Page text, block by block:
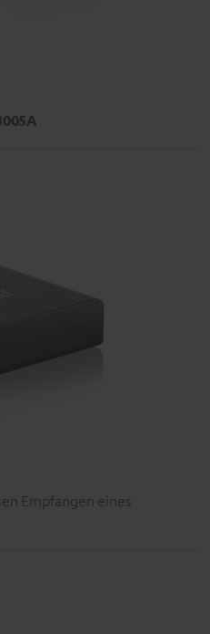
Empfangen eines